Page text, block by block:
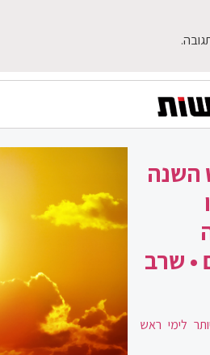
השנה
• שרב
לימי ראש